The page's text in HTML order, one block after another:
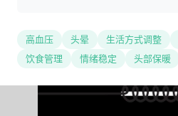
高血压 头晕 生活方式调整
饮食管理
情绪稳定 头部保暖